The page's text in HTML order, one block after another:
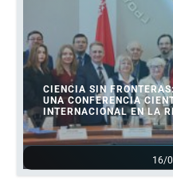
16/
CIENCIA SIN
UNA CONFERENCIA
INTERNACIONAL EN LA